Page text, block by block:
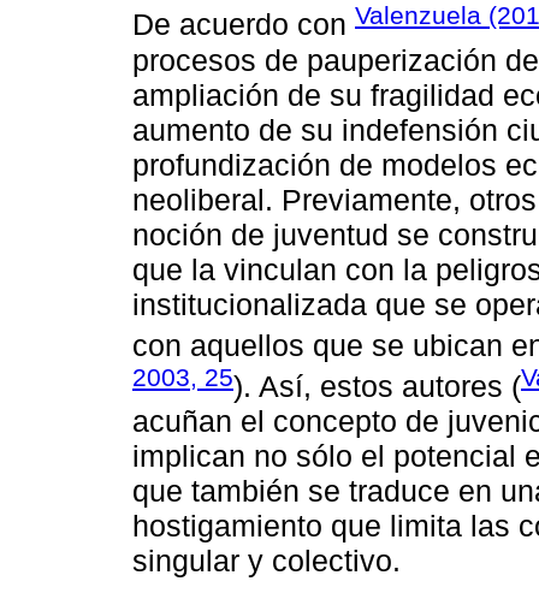
De acuerdo con Valenzuela
procesos de pauperización
ampliación de su fragilidad
aumento de su indefensión
profundización de modelos
neoliberal. Previamente,
noción de juventud se
que la vinculan con la
institucionalizada que se
con aquellos que se ubican
2003, 25). Así, estos autores (
acuñan el concepto de
implican no sólo el potencial
que también se traduce en
hostigamiento que limita las
singular y colectivo.